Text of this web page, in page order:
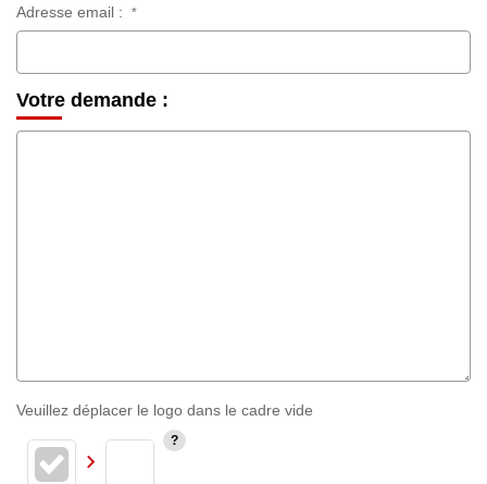
Adresse email : *
Votre demande :
Veuillez déplacer le logo dans le cadre vide